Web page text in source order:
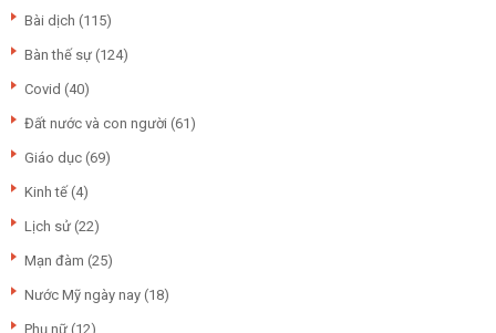
Bài dịch (115)
Bàn thế sự (124)
Covid (40)
Đất nước và con người (61)
Giáo dục (69)
Kinh tế (4)
Lịch sử (22)
Mạn đàm (25)
Nước Mỹ ngày nay (18)
Phụ nữ (12)